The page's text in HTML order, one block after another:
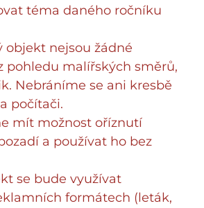
téma daného ročníku
objekt nejsou žádné
pohledu malířských směrů,
Nebráníme se ani kresbě
počítači.
mít možnost oříznutí
a používat ho bez
se bude využívat
formátech (leták,